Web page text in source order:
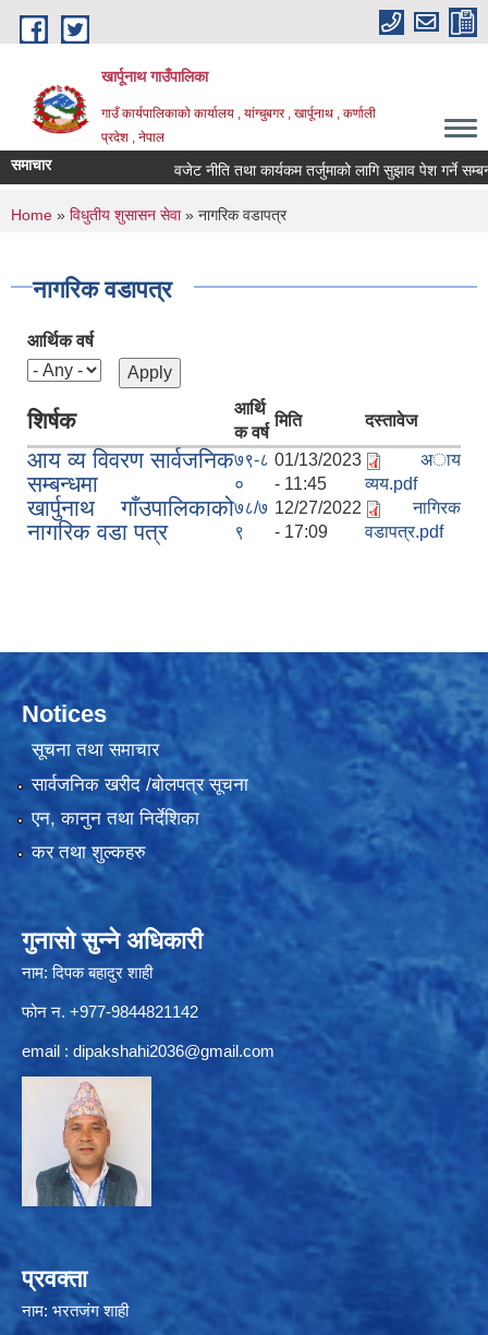
Skip to main content
खार्पूनाथ गाउँपालिका
गाउँ कार्यपालिकाको कार्यालय , यांग्चुबगर , खार्पूनाथ , कर्णाली
प्रदेश , नेपाल
समाचार वजेट नीति तथा कार्यकम तर्जुमाको लागि सुझाव पेश गर्ने
You are here
Home » विधुतीय शुसासन सेवा» नागरिक वडापत्र
नागरिक वडापत्र
आर्थिक वर्ष
शिर्षक
आर्थि
क वर्ष
मिति दस्तावेज
आय व्य विवरण सार्वजनिक
सम्बन्धमा
७९-८
०
01/13/2023
- 11:45
अाय
व्यय.pdf
खार्पुनाथ गाँउपालिकाको
नागरिक वडा पत्र
७८/७
९
12/27/2022
- 17:09
नागिरक
वडापत्र.pdf
Notices
सूचना तथा समाचार
सार्वजनिक खरीद /बोलपत्र सूचना
एन, कानुन तथा निर्देशिका
कर तथा शुल्कहरु
गुनासो सुन्ने अधिकारी
नाम: दिपक बहादुर शाही
फोन न. +977-9844821142
email : dipakshahi2036@gmail.com
प्रवक्ता
नाम: भरतजंग शाही